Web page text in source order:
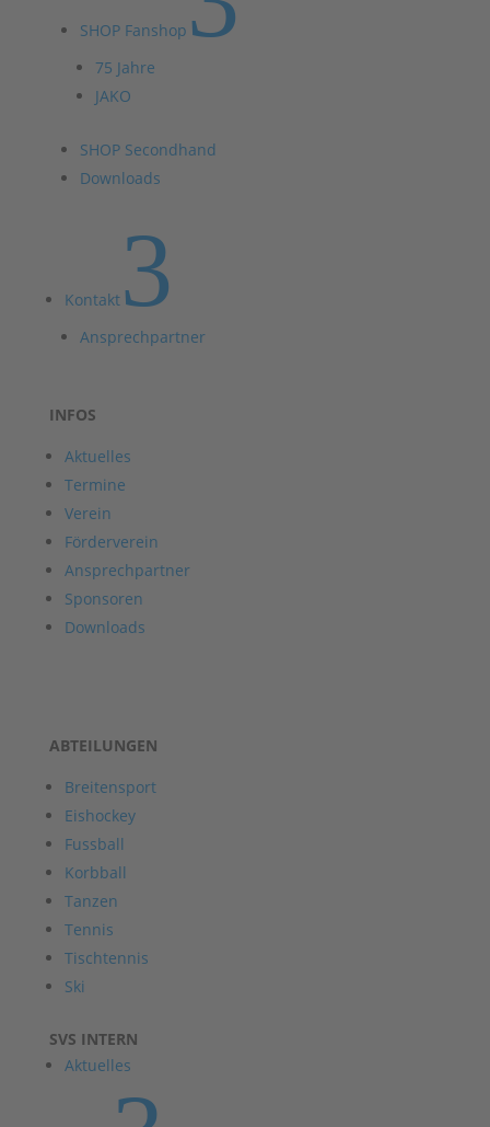
SHOP Fanshop
75 Jahre
JAKO
SHOP Secondhand
Downloads
Kontakt3
Ansprechpartner
INFOS
Aktuelles
Termine
Verein
Förderverein
Ansprechpartner
Sponsoren
Downloads
ABTEILUNGEN
Breitensport
Eishockey
Fussball
Korbball
Tanzen
Tennis
Tischtennis
Ski
SVS INTERN
Aktuelles